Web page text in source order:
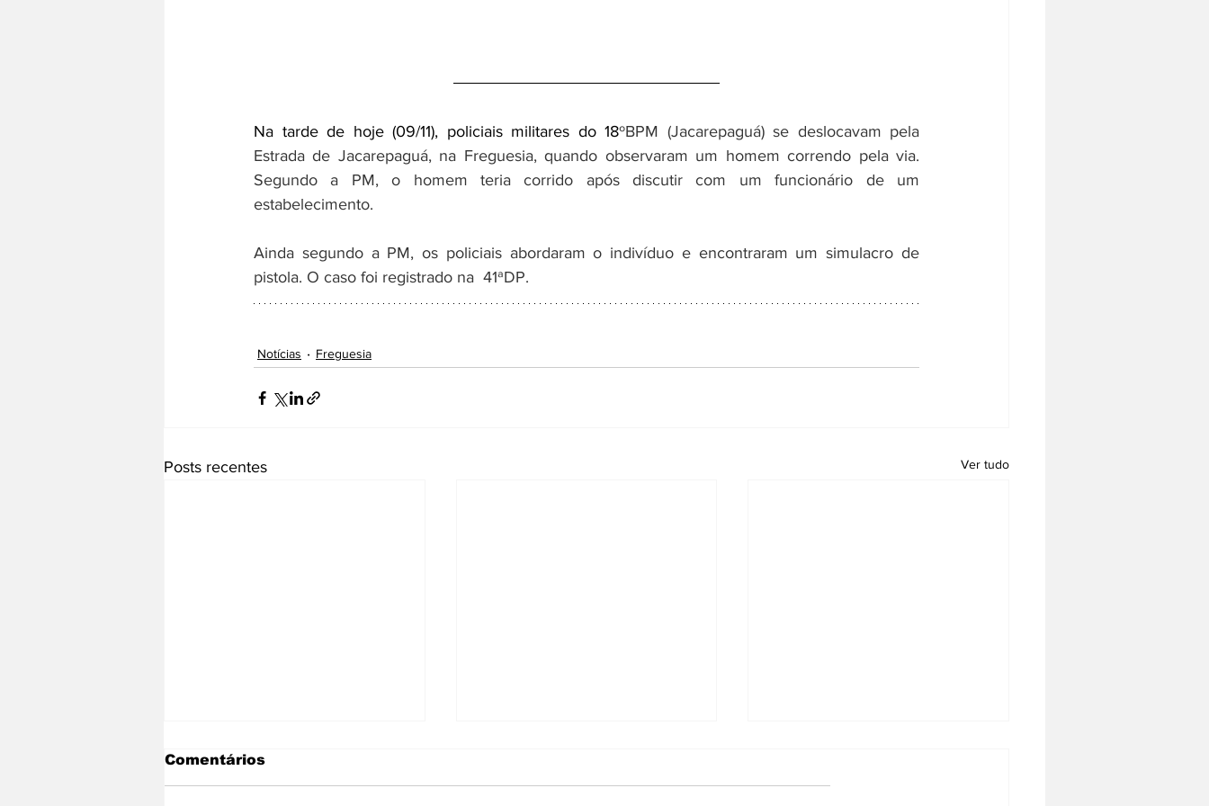
Na tarde de hoje (09/11), policiais militares do 18ºBPM (Jacarepaguá) se deslocavam pela
Estrada de Jacarepaguá, na Freguesia, quando observaram um homem correndo pela via.
Segundo a PM, o homem teria corrido após discutir com um funcionário de um
estabelecimento.
Ainda segundo a PM, os policiais abordaram o indivíduo e encontraram um simulacro de
pistola. O caso foi registrado na  41ªDP.
Notícias Freguesia
Posts recentes Ver tudo
Comentários